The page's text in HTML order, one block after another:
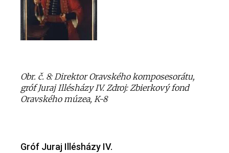
Obr. č. 8: Direktor Oravského komposesorátu,
gróf Juraj Illésházy IV. Zdroj: Zbierkový fond
Oravského múzea, K-8
Gróf Juraj Illésházy IV.